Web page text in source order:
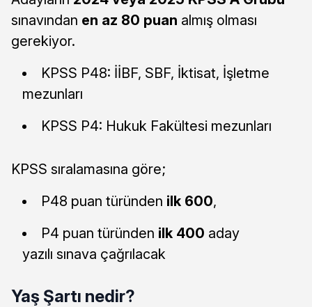
sınavından en az 80 puan almış olması
gerekiyor.
KPSS P48: İİBF, SBF, İktisat, İşletme
mezunları
KPSS P4: Hukuk Fakültesi mezunları
KPSS sıralamasına göre;
P48 puan türünden ilk 600,
P4 puan türünden ilk 400 aday
yazılı sınava çağrılacak
Yaş Şartı nedir?